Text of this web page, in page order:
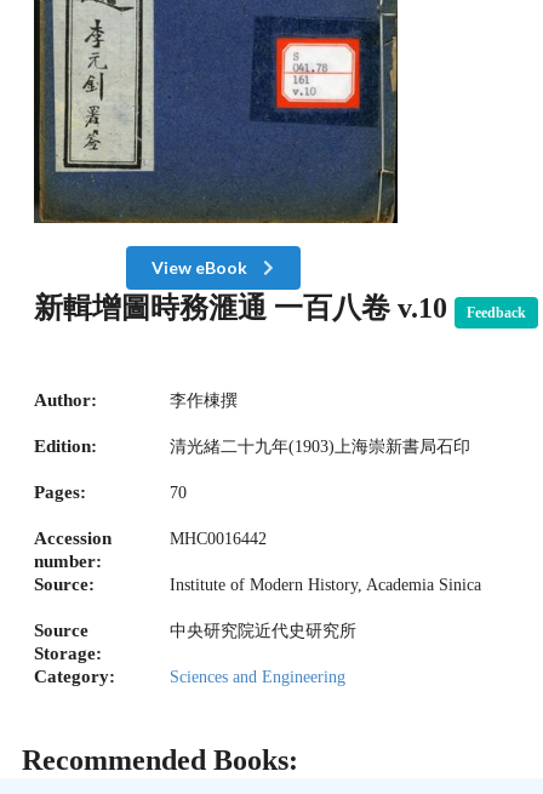
View eBook
新輯增圖時務滙通 一百八卷 v.10 Feedback
Author: 李作棟撰
Edition: 清光緒二十九年(1903)上海崇新書局石印
Pages: 70
Accession
number:
MHC0016442
Source: Institute of Modern History, Academia Sinica
Source
Storage:
中央研究院近代史研究所
Category: Sciences and Engineering
Recommended Books: